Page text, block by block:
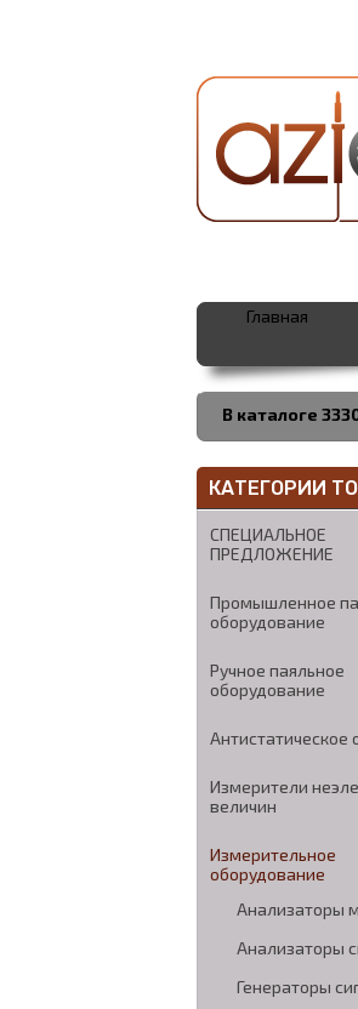
В каталоге
Главная
КАТЕГОРИИ
СПЕЦИАЛЬНОЕ
ПРЕДЛОЖЕНИЕ
Промышленное
оборудование
Ручное паяльное
оборудование
Антистатическое
Измерители
величин
Измерительное
оборудование
Анализаторы
Анализаторы
Генераторы